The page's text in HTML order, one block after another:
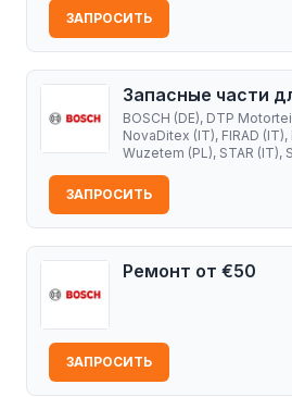
ЗАПРОСИТЬ
Запасные части
BOSCH (DE), DTP
NovaDitex (IT), FIRAD (IT),
Wuzetem (PL), STAR (IT),
ЗАПРОСИТЬ
Ремонт от €50
ЗАПРОСИТЬ